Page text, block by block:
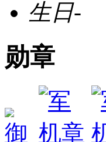
生日-
勋章